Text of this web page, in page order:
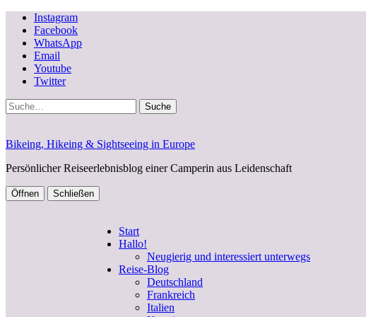
Instagram
Facebook
WhatsApp
Email
Youtube
Twitter
Suche
Bikeing, Hikeing & Sightseeing in Europe
Persönlicher Reiseerlebnisblog einer Camperin aus Leidenschaft
Öffnen Schließen
Start
Hallo!
Neugierig und interessiert unterwegs
Reise-Blog
Deutschland
Frankreich
Italien